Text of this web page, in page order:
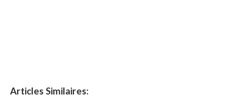
Articles Similaires: